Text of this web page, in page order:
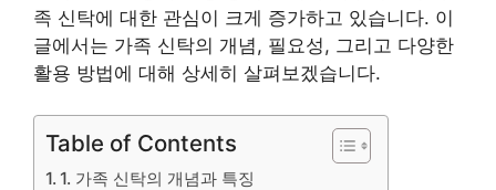
족 신탁에 대한 관심이 크게 증가하고 있습니다. 이
글에서는 가족 신탁의 개념, 필요성, 그리고 다양한
활용 방법에 대해 상세히 살펴보겠습니다.
Table of Contents
1. 가족 신탁의 개념과 특징